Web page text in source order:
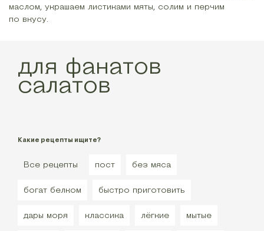
маслом, украшаем листиками мяты, солим и перчим
по вкусу.
для фанатов
салатов
Какие рецепты ищите?
Все рецепты пост без мяса
богат белком быстро приготовить
дары моря классика лёгкие мытые